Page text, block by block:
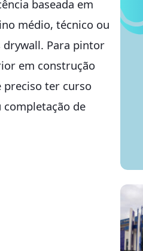
baseada em
médio, técnico ou
drywall. Para pintor
em construção
preciso ter curso
de